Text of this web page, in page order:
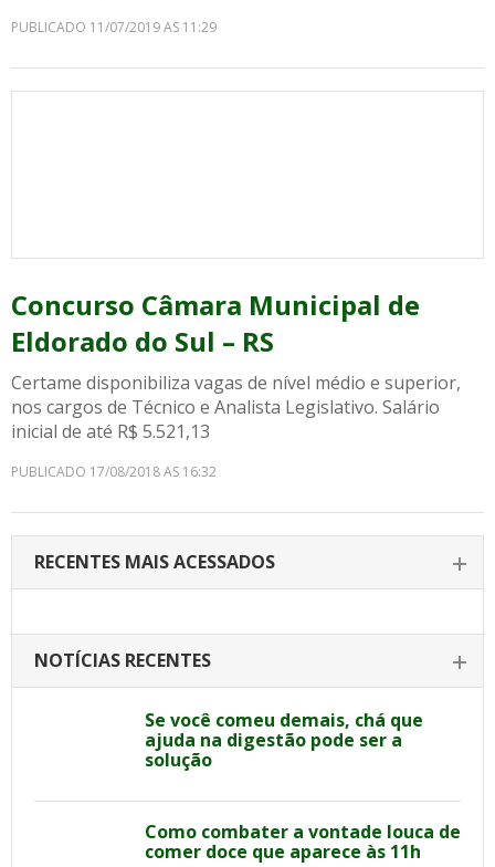
PUBLICADO 11/07/2019 AS 11:29
Concurso Câmara Municipal de
Eldorado do Sul – RS
Certame disponibiliza vagas de nível médio e superior,
nos cargos de Técnico e Analista Legislativo. Salário
inicial de até R$ 5.521,13
PUBLICADO 17/08/2018 AS 16:32
RECENTES MAIS ACESSADOS
NOTÍCIAS RECENTES
Se você comeu demais, chá que
ajuda na digestão pode ser a
solução
Como combater a vontade louca de
comer doce que aparece às 11h